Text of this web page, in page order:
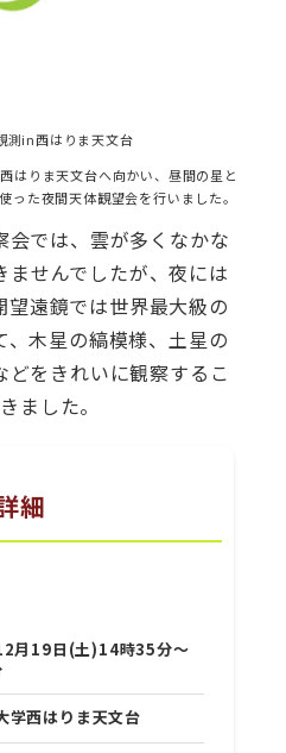
測in西はりま天文台
はりま天文台へ向かい、昼間の星と
った夜間天体観望会を行いました。
会では、雲が多くなかな
ませんでしたが、夜には
遠鏡では世界最大級の
、木星の縞模様、土星の
をきれいに観察するこ
ました。
細
月19日(土)14時35分～
学西はりま天文台